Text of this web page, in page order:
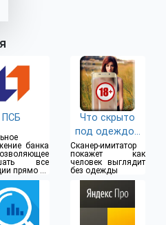
ПСБ
банка
все
прямо из
Что скрыто
под одеждой
(18+)
Сканер-имитатор
покажет как
человек выглядит
без одежды